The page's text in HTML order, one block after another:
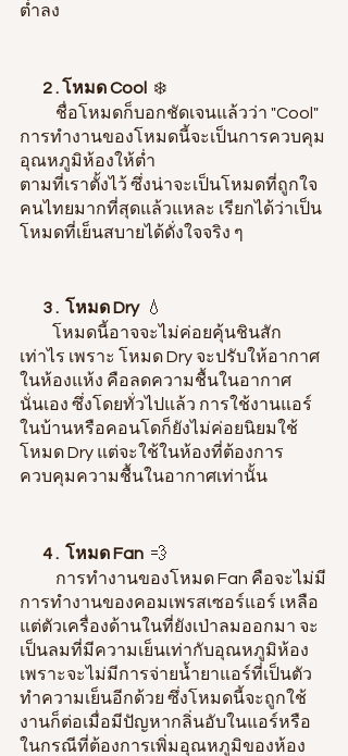
ต่ำลง
2 . โหมด Cool
  ❄️
           ชื่อโหมดก็บอกชัดเจนแล้วว่า "Cool"
การทำงานของโหมดนี้จะเป็นการควบคุม
อุณหภูมิห้องให้ต่ำ
ตามที่เราตั้งไว้ ซึ่งน่าจะเป็นโหมดที่ถูกใจ
คนไทยมากที่สุดแล้วแหละ เรียกได้ว่าเป็น
โหมดที่เย็นสบายได้ดั่งใจจริง ๆ
3 .  โหมด Dry
  💧
เท่าไร เพราะ โหมด Dry จะปรับให้อากาศ
ในห้องแห้ง คือลดความชื้นในอากาศ
นั่นเอง ซึ่งโดยทั่วไปแล้ว การใช้งานแอร์
ในบ้านหรือคอนโดก็ยังไม่ค่อยนิยมใช้
โหมด Dry แต่จะใช้ในห้องที่ต้องการ
ควบคุมความชื้นในอากาศเท่านั้น
4 .  โหมด Fan
  💨
การทำงานของคอมเพรสเซอร์แอร์ เหลือ
แต่ตัวเครื่องด้านในที่ยังเป่าลมออกมา จะ
เป็นลมที่มีความเย็นเท่ากับอุณหภูมิห้อง
เพราะจะไม่มีการจ่ายน้ำยาแอร์ที่เป็นตัว
ทำความเย็นอีกด้วย ซึ่งโหมดนี้จะถูกใช้
งานก็ต่อเมื่อมีปัญหากลิ่นอับในแอร์หรือ
ในกรณีที่ต้องการเพิ่มอุณหภูมิของห้อง